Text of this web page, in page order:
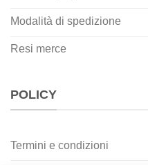
Modalità di spedizione
Resi merce
POLICY
Termini e condizioni